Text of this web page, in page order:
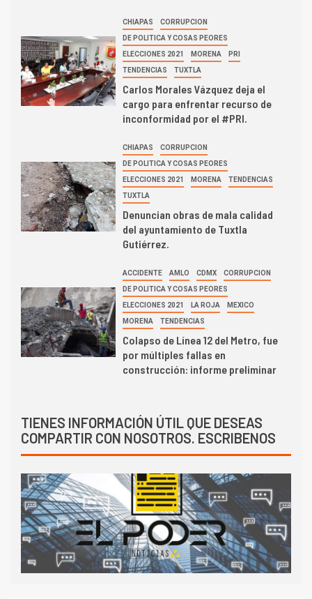
CHIAPAS CORRUPCION
DE POLITICA Y COSAS PEORES
ELECCIONES 2021 MORENA PRI
TENDENCIAS TUXTLA
Carlos Morales Vázquez deja el
cargo para enfrentar recurso de
inconformidad por el #PRI.
CHIAPAS CORRUPCION
DE POLITICA Y COSAS PEORES
ELECCIONES 2021 MORENA TENDENCIAS
TUXTLA
Denuncian obras de mala calidad
del ayuntamiento de Tuxtla
Gutiérrez.
ACCIDENTE AMLO CDMX CORRUPCION
DE POLITICA Y COSAS PEORES
ELECCIONES 2021 LA ROJA MEXICO
MORENA TENDENCIAS
Colapso de Línea 12 del Metro, fue
por múltiples fallas en
construcción: informe preliminar
TIENES INFORMACIÓN ÚTIL QUE DESEAS
COMPARTIR CON NOSOTROS. ESCRIBENOS